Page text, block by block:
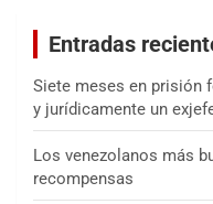
Entradas
Siete meses en prisión
y jurídicamente un
Los venezolanos más
recompensas